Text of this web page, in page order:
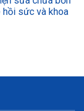
hồi sức và khoa